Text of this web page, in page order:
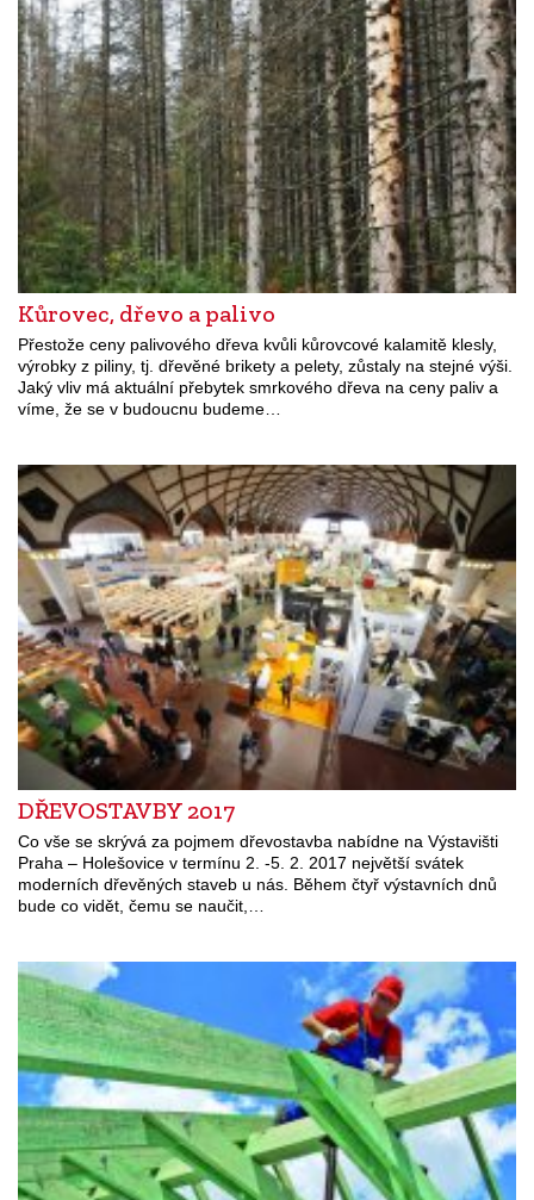
Kůrovec, dřevo a palivo
Přestože ceny palivového dřeva kvůli kůrovcové kalamitě klesly,
výrobky z piliny, tj. dřevěné brikety a pelety, zůstaly na stejné výši.
Jaký vliv má aktuální přebytek smrkového dřeva na ceny paliv a
víme, že se v budoucnu budeme…
DŘEVOSTAVBY 2017
Co vše se skrývá za pojmem dřevostavba nabídne na Výstavišti
Praha – Holešovice v termínu 2. -5. 2. 2017 největší svátek
moderních dřevěných staveb u nás. Během čtyř výstavních dnů
bude co vidět, čemu se naučit,…